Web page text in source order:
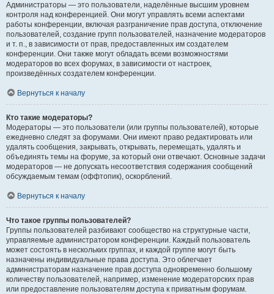
Администраторы — это пользователи, наделённые высшим уровнем
контроля над конференцией. Они могут управлять всеми аспектами
работы конференции, включая разграничение прав доступа, отключение
пользователей, создание групп пользователей, назначение модераторов
и т. п., в зависимости от прав, предоставленных им создателем
конференции. Они также могут обладать всеми возможностями
модераторов во всех форумах, в зависимости от настроек,
произведённых создателем конференции.
Вернуться к началу
Кто такие модераторы?
Модераторы — это пользователи (или группы пользователей), которые
ежедневно следят за форумами. Они имеют право редактировать или
удалять сообщения, закрывать, открывать, перемещать, удалять и
объединять темы на форуме, за который они отвечают. Основные задачи
модераторов — не допускать несоответствия содержания сообщений
обсуждаемым темам (оффтопик), оскорблений.
Вернуться к началу
Что такое группы пользователей?
Группы пользователей разбивают сообщество на структурные части,
управляемые администратором конференции. Каждый пользователь
может состоять в нескольких группах, и каждой группе могут быть
назначены индивидуальные права доступа. Это облегчает
администраторам назначение прав доступа одновременно большому
количеству пользователей, например, изменение модераторских прав
или предоставление пользователям доступа к приватным форумам.